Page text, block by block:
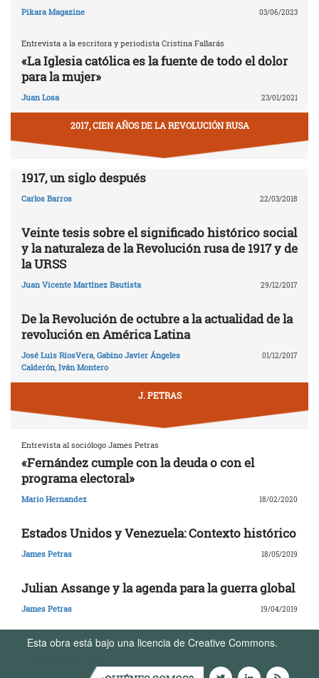
Pikara Magazine 03/06/2023
Entrevista a la escritora y periodista Cristina Fallarás
«La Iglesia católica es la fuente de todo el dolor
para la mujer»
Juan Losa 23/01/2021
2017, CIEN AÑOS DE LA REVOLUCIÓN RUSA
1917, un siglo después
Carlos Barros 22/03/2018
Veinte tesis sobre el significado histórico social
y la naturaleza de la Revolución rusa de 1917 y de
la URSS
Juan Vicente Martínez Bautista 29/12/2017
De la Revolución de octubre a la actualidad de la
revolución en América Latina
José Luis RíosVera, Gabino Javier Ángeles
Calderón, Iván Montero
01/12/2017
J. PETRAS
Entrevista al sociólogo James Petras
«Fernández cumple con la deuda o con el
programa electoral»
Mario Hernandez 18/02/2020
Estados Unidos y Venezuela: Contexto histórico
James Petras 18/05/2019
Julian Assange y la agenda para la guerra global
James Petras 19/04/2019
Esta obra está bajo una licencia de Creative Commons.